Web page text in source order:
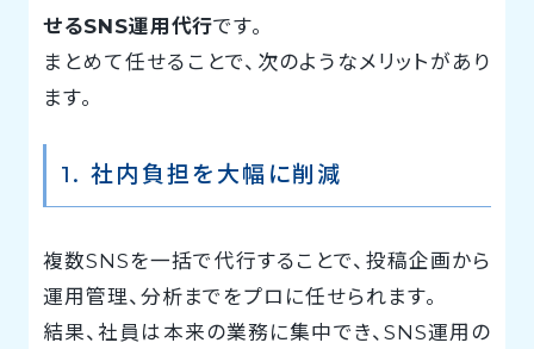
せるSNS運用代行です。
まとめて任せることで、次のようなメリットがあり
ます。
1. 社内負担を大幅に削減
複数SNSを一括で代行することで、投稿企画から
運用管理、分析までをプロに任せられます。
結果、社員は本来の業務に集中でき、SNS運用の